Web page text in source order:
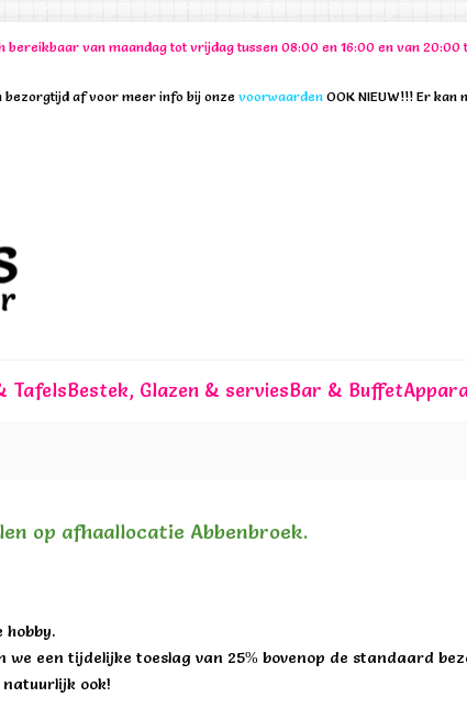
bereikbaar van maandag tot vrijdag tussen 08:00 en 16:00 en van
bezorgtijd af voor meer info bij onze voorwaarden OOK NIEUW!!! Er kan
TafelsBestek, Glazen & serviesBar & Buffet
op afhaallocatie Abbenbroek.
hobby.
een tijdelijke toeslag van 25% bovenop de standaard
ook!